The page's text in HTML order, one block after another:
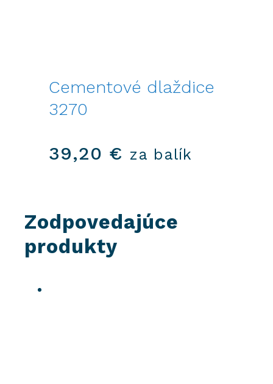
Cementové dlaždice
3270
39,20 € za balík
Zodpovedajúce
produkty